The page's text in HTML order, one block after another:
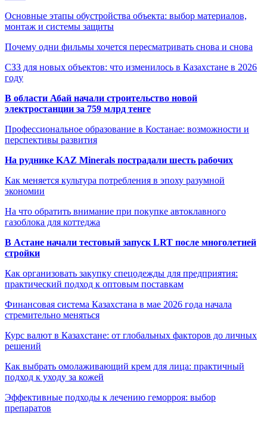
Основные этапы обустройства объекта: выбор материалов,
монтаж и системы защиты
Почему одни фильмы хочется пересматривать снова и снова
СЗЗ для новых объектов: что изменилось в Казахстане в 2026
году
В области Абай начали строительство новой
электростанции за 759 млрд тенге
Профессиональное образование в Костанае: возможности и
перспективы развития
На руднике KAZ Minerals пострадали шесть рабочих
Как меняется культура потребления в эпоху разумной
экономии
На что обратить внимание при покупке автоклавного
газоблока для коттеджа
В Астане начали тестовый запуск LRT после многолетней
стройки
Как организовать закупку спецодежды для предприятия:
практический подход к оптовым поставкам
Финансовая система Казахстана в мае 2026 года начала
стремительно меняться
Курс валют в Казахстане: от глобальных факторов до личных
решений
Как выбрать омолаживающий крем для лица: практичный
подход к уходу за кожей
Эффективные подходы к лечению геморроя: выбор
препаратов